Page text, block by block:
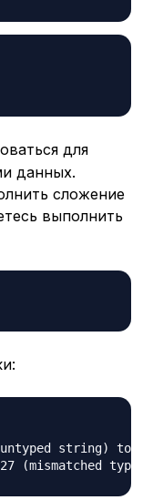
для
данных.
сложение
выполнить
untyped string) to